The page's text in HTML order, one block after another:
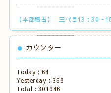
【本部稽古】 三代目13：30～
カウンター
Today : 64
Yesterday : 368
Total : 301946